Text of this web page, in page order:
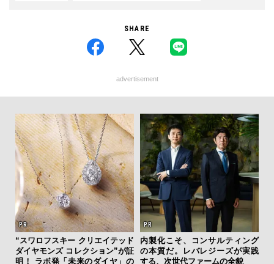
SHARE
advertisement
ング
実践
革新は下山で生まれる──レクサ
スが新型TZとESに込めた「DIS
COVER」の哲学
サングラス決定版！ OWNDAYS
とのコラボで「ずっと、どこで
も」使える4シリーズデビュー＆